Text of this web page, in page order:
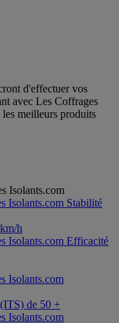
Stabilité
h
Efficacité
de 50 +